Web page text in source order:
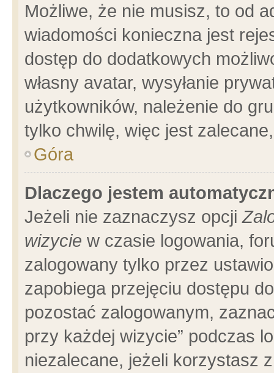
Możliwe, że nie musisz, to od
wiadomości konieczna jest
dostęp do dodatkowych
własny avatar, wysyłanie
użytkowników, należenie do
tylko chwilę, więc jest
Góra
Dlaczego jestem
Jeżeli nie zaznaczysz opcji
wizycie w czasie logowania,
zalogowany tylko przez
zapobiega przejęciu dostępu
pozostać zalogowanym,
przy każdej wizycie” podczas
niezalecane, jeżeli korzystasz